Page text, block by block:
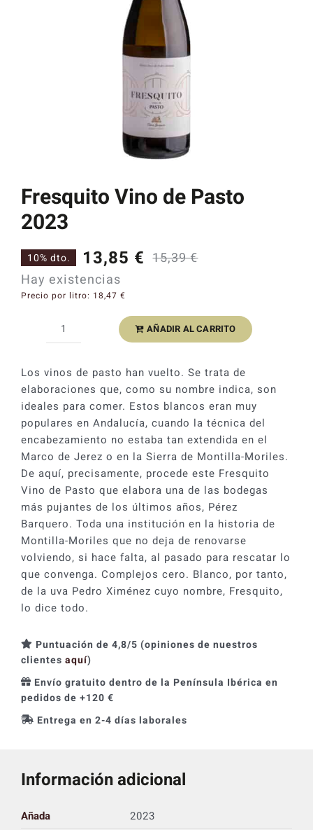
Catas y Actividades
Fresquito Vino de Pasto
2023
15,39€
original
era:
15,39 €.
13,85 €
actual
es:
13,85 €.
10% dto.
Hay existencias
Precio por litro: 18,47 €
Fresquito
de
Pasto
2023
cantidad
AÑADIR AL CARRITO
Los vinos de pasto han vuelto. Se trata de
elaboraciones que, como su nombre indica, son
ideales para comer. Estos blancos eran muy
populares en Andalucía, cuando la técnica del
encabezamiento no estaba tan extendida en el
Marco de Jerez o en la Sierra de Montilla-Moriles.
De aquí, precisamente, procede este Fresquito
Vino de Pasto que elabora una de las bodegas
más pujantes de los últimos años, Pérez
Barquero. Toda una institución en la historia de
Montilla-Moriles que no deja de renovarse
volviendo, si hace falta, al pasado para rescatar lo
que convenga. Complejos cero. Blanco, por tanto,
de la uva Pedro Ximénez cuyo nombre, Fresquito,
lo dice todo.
Puntuación de 4,8/5 (opiniones de nuestros
clientes aquí)
Envío gratuito dentro de la Península Ibérica en
pedidos de +120 €
Entrega en 2-4 días laborales
Información adicional
Añada
2023